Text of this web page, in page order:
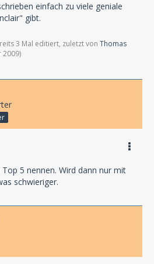
einfach zu viele geniale
gibt.
3 Mal editiert, zuletzt von Thomas
2009)
5 nennen. Wird dann nur mit
schwieriger.